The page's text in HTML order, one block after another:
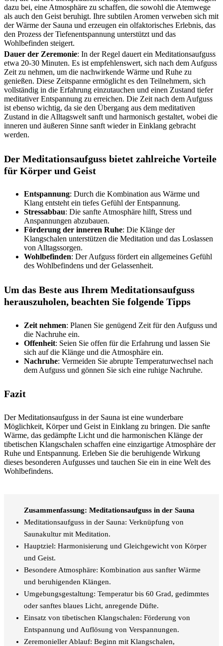
dazu bei, eine Atmosphäre zu schaffen, die sowohl die Atemwege
als auch den Geist beruhigt. Ihre subtilen Aromen verweben sich mit
der Wärme der Sauna und erzeugen ein olfaktorisches Erlebnis, das
den Prozess der Tiefenentspannung unterstützt und das
Wohlbefinden steigert.
Dauer der Zeremonie: In der Regel dauert ein Meditationsaufguss
etwa 20-30 Minuten. Es ist empfehlenswert, sich nach dem Aufguss
Zeit zu nehmen, um die nachwirkende Wärme und Ruhe zu
genießen. Diese Zeitspanne ermöglicht es den Teilnehmern, sich
vollständig in die Erfahrung einzutauchen und einen Zustand tiefer
meditativer Entspannung zu erreichen. Die Zeit nach dem Aufguss
ist ebenso wichtig, da sie den Übergang aus dem meditativen
Zustand in die Alltagswelt sanft und harmonisch gestaltet, wobei die
inneren und äußeren Sinne sanft wieder in Einklang gebracht
werden.
Der Meditationsaufguss bietet zahlreiche Vorteile
für Körper und Geist
Entspannung: Durch die Kombination aus Wärme und
Klang entsteht ein tiefes Gefühl der Entspannung.
Stressabbau: Die sanfte Atmosphäre hilft, Stress und
Anspannungen abzubauen.
Förderung der inneren Ruhe: Die Klänge der
Klangschalen unterstützen die Meditation und das Loslassen
von Alltagssorgen.
Wohlbefinden: Der Aufguss fördert ein allgemeines Gefühl
des Wohlbefindens und der Gelassenheit.
Um das Beste aus Ihrem Meditationsaufguss
herauszuholen, beachten Sie folgende Tipps
Zeit nehmen: Planen Sie genügend Zeit für den Aufguss und
die Nachruhe ein.
Offenheit: Seien Sie offen für die Erfahrung und lassen Sie
sich auf die Klänge und die Atmosphäre ein.
Nachruhe: Vermeiden Sie abrupte Temperaturwechsel nach
dem Aufguss und gönnen Sie sich eine ruhige Nachruhe.
Fazit
Der Meditationsaufguss in der Sauna ist eine wunderbare
Möglichkeit, Körper und Geist in Einklang zu bringen. Die sanfte
Wärme, das gedämpfte Licht und die harmonischen Klänge der
tibetischen Klangschalen schaffen eine einzigartige Atmosphäre der
Ruhe und Entspannung. Erleben Sie die beruhigende Wirkung
dieses besonderen Aufgusses und tauchen Sie ein in eine Welt des
Wohlbefindens.
Zusammenfassung: Meditationsaufguss in der Sauna
Meditationsaufguss in der Sauna: Verknüpfung von
Saunakultur mit Meditation.
Hauptziel: Harmonisierung und Gleichgewicht von Körper
und Geist.
Besondere Atmosphäre: Kombination aus sanfter Wärme
und beruhigenden Klängen.
Umgebungsgestaltung: Temperatur bis 60 Grad, gedimmtes
oder sanftes blaues Licht, anregende Düfte.
Einsatz von tibetischen Klangschalen: Förderung von
Entspannung und Auflösung von Verspannungen.
Zeremonieller Ablauf: Beginn mit Klangschalen,